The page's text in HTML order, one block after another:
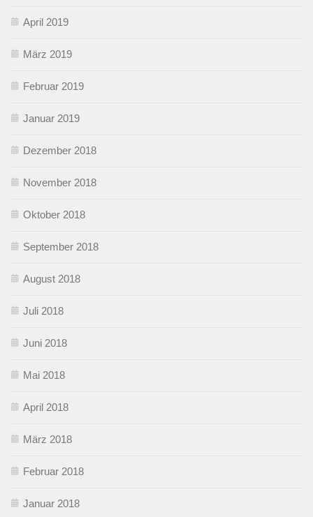
April 2019
März 2019
Februar 2019
Januar 2019
Dezember 2018
November 2018
Oktober 2018
September 2018
August 2018
Juli 2018
Juni 2018
Mai 2018
April 2018
März 2018
Februar 2018
Januar 2018